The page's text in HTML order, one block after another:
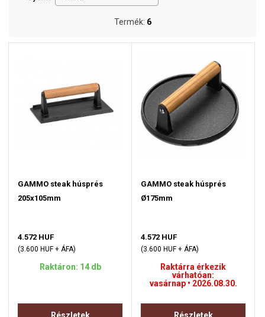
Termék: 6
GAMMO steak húsprés
205x105mm
4.572 HUF
(3.600 HUF + ÁFA)
Raktáron: 14 db
Részletek
GAMMO steak húsprés
Ø175mm
4.572 HUF
(3.600 HUF + ÁFA)
Raktárra érkezik
várhatóan:
vasárnap • 2026.08.30.
Részletek